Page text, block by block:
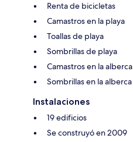
Renta de bicicletas
Camastros en la playa
Toallas de playa
Sombrillas de playa
Camastros en la alberca
Sombrillas en la alberca
Instalaciones
19 edificios
Se construyó en 2009